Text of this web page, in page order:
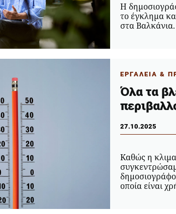
Η
το έγκλημα
στα Βαλκάνια.
ΕΡΓΑΛΕΙΑ &
Όλα τα
27.10.2025
Καθώς η
οποία είναι